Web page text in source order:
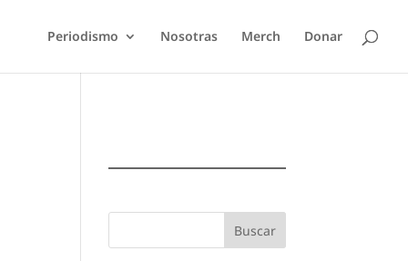
Periodismo Nosotras Merch Donar
Buscar